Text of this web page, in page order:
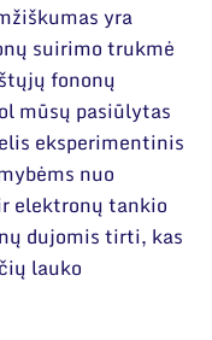
yra
suirimo trukmė
fononų
mūsų pasiūlytas
eksperimentinis
nuo
elektronų tankio
dujomis tirti, kas
lauko